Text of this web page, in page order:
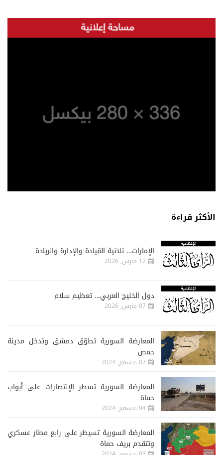
الأكثر قراءة
الإمارات… ثلاثية القيادة والإدارة والريادة
12 مارس, 2026
دول الخليج العربي… تعظيم سلام
07 مارس, 2026
المعارضة السورية تطوّق دمشق وتدخل مدينة
حمص
07 ديسمبر, 2024
المعارضة السورية تسطر الإنتصارات على أبواب
حماة
04 ديسمبر, 2024
المعارضة السورية تسيطر على رابع مطار عسكري
وتتقدم بريف حماة